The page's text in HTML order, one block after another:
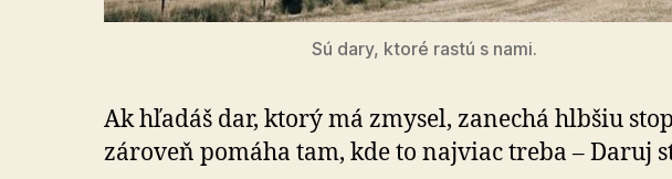
Sú dary, ktoré rastú s nami.
Ak hľadáš dar, ktorý má zmysel, zanechá hlbšiu
zároveň pomáha tam, kde to najviac treba – Daruj